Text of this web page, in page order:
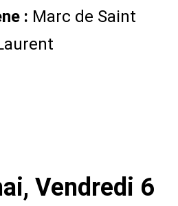
: Marc de Saint
Vendredi 6